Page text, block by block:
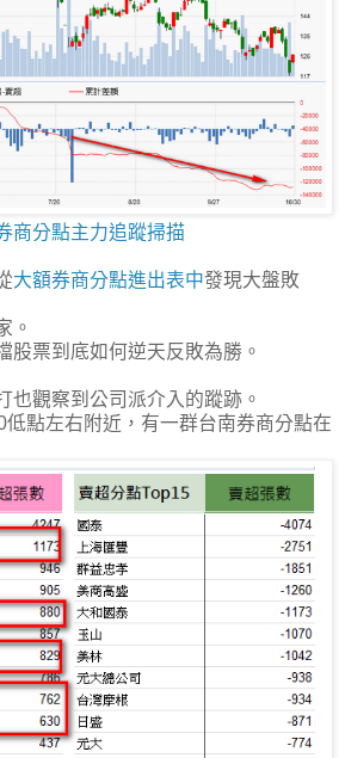
商分點主力追蹤掃描
大額券商分點進出表中發現大盤敗
。
股票到底如何逆天反敗為勝。
也觀察到公司派介入的蹤跡。
點左右附近，有一群台南券商分點在